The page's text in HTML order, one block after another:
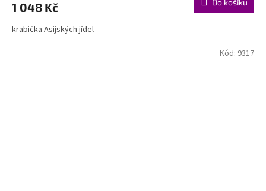
1 048 Kč
krabička Asijských jídel
Kód: 9317